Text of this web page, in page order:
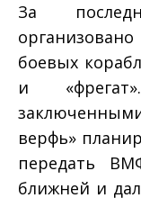
За
боевых
и
верфь»
передать
ближней и